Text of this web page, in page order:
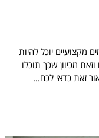
מקצועיים יוכל להיות
מכיוון שכך תוכלו
זאת כדאי לכם...